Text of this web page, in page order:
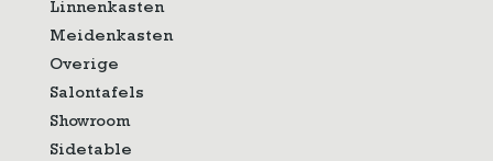
Linnenkasten
Meidenkasten
Overige
Salontafels
Showroom
Sidetable